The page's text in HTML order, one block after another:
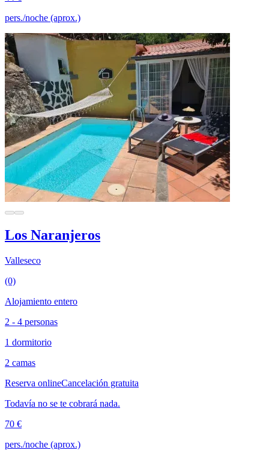
pers./noche (aprox.)
Los Naranjeros
Valleseco
(0)
Alojamiento entero
2 - 4 personas
1 dormitorio
2 camas
Reserva onlineCancelación gratuita
Todavía no se te cobrará nada.
70 €
pers./noche (aprox.)